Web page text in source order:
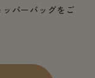
パーバッグをご